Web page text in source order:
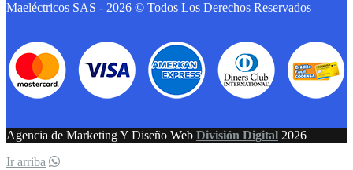
Maeléctricos SAS - 2026 © Todos Los Derechos Reservados
Agencia de Marketing Y Diseño Web División Digital 2026
Ir arriba